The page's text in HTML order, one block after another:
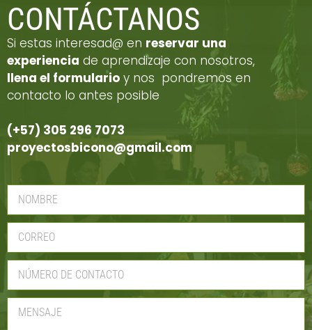
CONTÁCTANOS
Si estas interesad@ en reservar una
experiencia de aprendizaje con nosotros,
llena el formulario y nos pondremos en
contacto lo antes posible
(+57) 305 296 7073
proyectosbicono@gmail.com